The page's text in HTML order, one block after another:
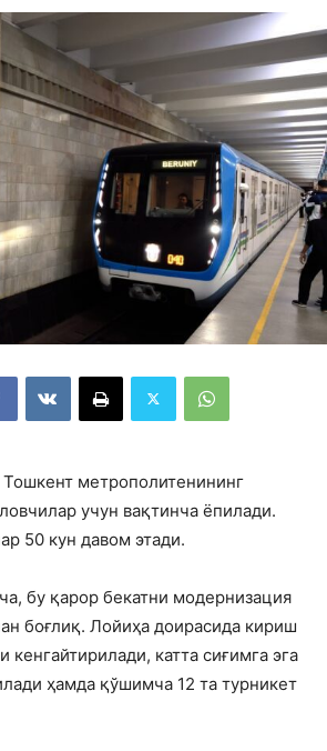
метрополитенининг
учун вақтинча ёпилади.
50 кун давом этади.
бу қарор бекатни модернизация
боғлиқ. Лойиҳа доирасида кириш
кенгайтирилади, катта сиғимга эга
ҳамда қўшимча 12 та турникет